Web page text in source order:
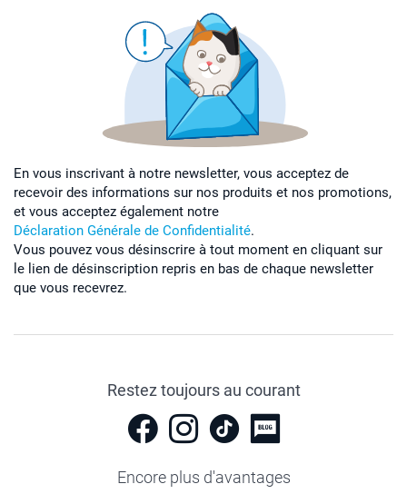
En vous inscrivant à notre newsletter, vous acceptez de
recevoir des informations sur nos produits et nos promotions,
et vous acceptez également notre
Déclaration Générale de Confidentialité.
Vous pouvez vous désinscrire à tout moment en cliquant sur
le lien de désinscription repris en bas de chaque newsletter
que vous recevrez.
Restez toujours au courant
Encore plus d'avantages